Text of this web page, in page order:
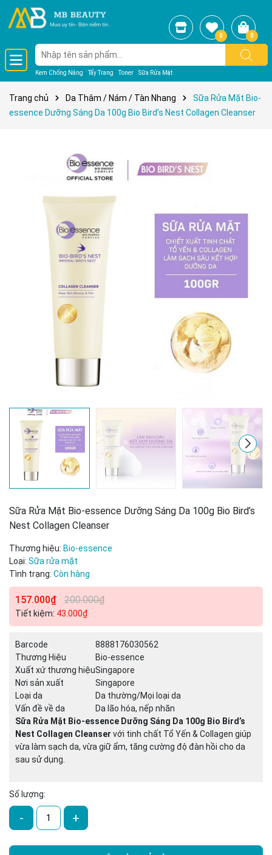
Kem Chống Nắng Tẩy Trang Toner Sữa Rửa Mặt
0 0
Trang chủ Da Thâm / Nám / Tàn Nhang
Sữa Rửa Mặt Bio-
essence Dưỡng Sáng Da 100g Bio Bird’s Nest Collagen Cleanser
Sữa Rửa Mặt Bio-essence Dưỡng Sáng Da 100g Bio Bird’s
Nest Collagen Cleanser
Thương hiệu: Bio-essence
Loại: Sữa rửa mặt
Tình trạng: Còn hàng
157.000₫ 200.000₫
Tiết kiệm: 43.000₫
Barcode
8888176030562
Thương Hiệu
Bio-essence
Xuất xứ thương hiệuSingapore
Nơi sản xuất
Singapore
Loại da
Da thường/Mọi loại da
Vấn đề về da
Da lão hóa, nếp nhăn
Sữa Rửa Mặt Bio-essence Dưỡng Sáng Da 100g Bio Bird’s
Nest Collagen Cleanser với tinh chất Tổ Yến & Collagen giúp
vừa làm sạch da, vừa giữ ẩm, tăng cường độ đàn hồi cho da
sau sử dụng.
Số lượng:
- +
Mã giảm giá: